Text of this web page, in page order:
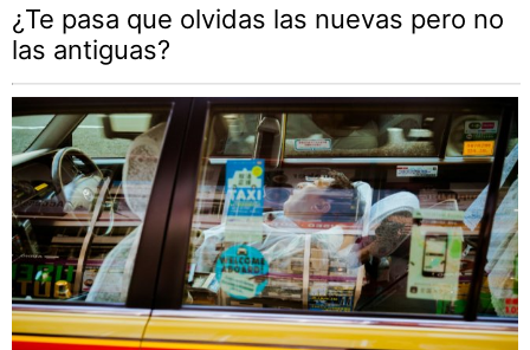
¿Te pasa que olvidas las nuevas pero no
las antiguas?